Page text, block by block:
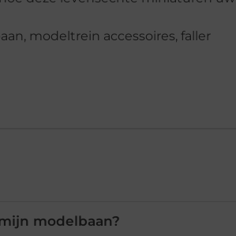
modeltrein accessoires, faller
modelbaan?